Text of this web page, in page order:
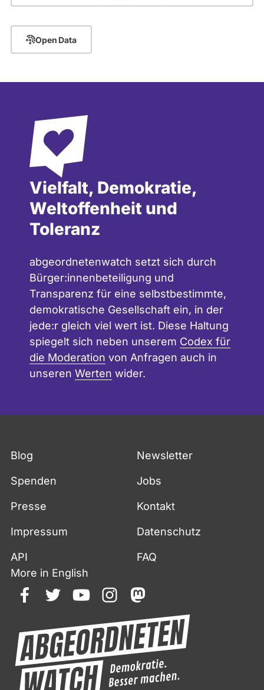
Open Data
Vielfalt, Demokratie,
Weltoffenheit und
Toleranz
abgeordnetenwatch setzt sich durch
Bürger:innenbeteiligung und
Transparenz für eine selbstbestimmte,
demokratische Gesellschaft ein, in der
jede:r gleich viel wert ist. Diese Haltung
spiegelt sich neben unserem Codex für
die Moderation von Anfragen auch in
unseren Werten wider.
Blog Newsletter
Spenden Jobs
Presse Kontakt
Impressum Datenschutz
API
FAQ
More in English
facebooktwitteryoutubeinstagrammastodon